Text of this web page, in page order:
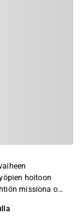
hoitoon
missiona on